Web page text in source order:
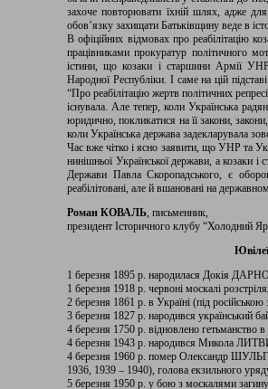
захоче повторювати їхній шлях, адже
обов’язку захищати Батьківщину веде в
В офіційних відмовах про реабілітацію
працівниками прокуратур політичного
істини, що козаки і старшини Армії
Народної Республіки. І саме на цій
“Про реабілітацію жертв політичних
існувала. Але тепер, коли Українська
юридично, покликатися на її закони,
коли Українська держава задекларувала
Час вже чітко і ясно заявити, що УНР та
нинішньої Української держави, а козаки
Держави Павла Скоропадського, є
реабілітовані, але й вшановані на
Роман КОВАЛЬ, письменник,
президент Історичного клубу “Холодний
1 березня 1895 р. народилася Докія
1 березня 1918 р. червоні москалі
2 березня 1861 р. в Україні (під
3 березня 1827 р. народився український
4 березня 1750 р. відновлено гетьманство в
4 березня 1943 р. народився Микола
4 березня 1960 р. помер Олександр
1936, 1939 – 1940), голова екзильного
5 березня 1950 р. у бою з москалями